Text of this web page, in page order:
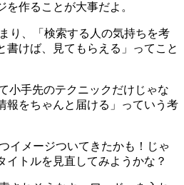
作ることが大事だよ。
り、「検索する人の気持ちを考
書けば、見てもらえる」ってこと
小手先のテクニックだけじゃな
報をちゃんと届ける」っていう考
イメージついてきたかも！じゃ
イトルを見直してみようかな？